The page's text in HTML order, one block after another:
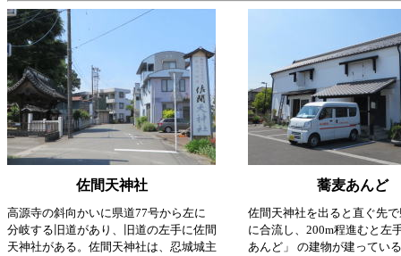
佐間天神社 蕎麦あんど
高源寺の斜向かいに県道77号から左に
分岐する旧道があり、旧道の左手に佐間
天神社がある。佐間天神社は、忍城城主
佐間天神社を出ると直ぐ先
に合流し、200m程進むと左
あんど」 の建物が建ってい